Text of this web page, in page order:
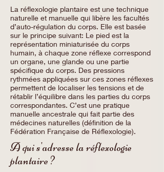
La réflexologie plantaire est une technique
naturelle et manuelle qui libère les facultés
d’auto-régulation du corps. Elle est basée
sur le principe suivant: Le pied est la
représentation miniaturisée du corps
humain, à chaque zone réflexe correspond
un organe, une glande ou une partie
spécifique du corps. Des pressions
rythmées appliquées sur ces zones réflexes
permettent de localiser les tensions et de
rétablir l’équilibre dans les parties du corps
correspondantes. C’est une pratique
manuelle ancestrale qui fait partie des
médecines naturelles (définition de la
Fédération Française de Réflexologie).
A qui s'adresse la réflexologie
plantaire ?